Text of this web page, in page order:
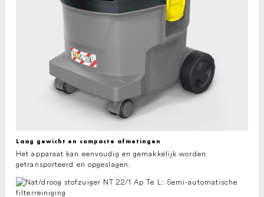
Laag gewicht en compacte afmetingen
Het apparaat kan eenvoudig en gemakkelijk worden
getransporteerd en opgeslagen.